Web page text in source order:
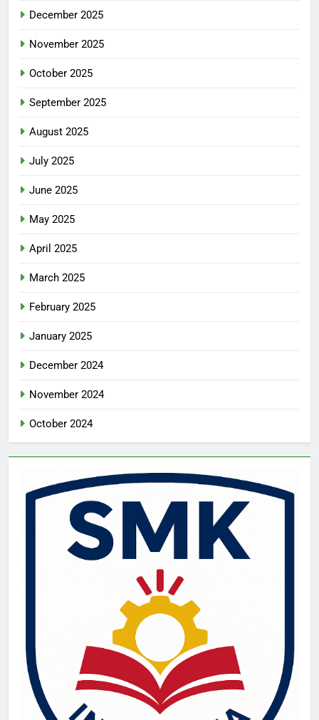
December 2025
November 2025
October 2025
September 2025
August 2025
July 2025
June 2025
May 2025
April 2025
March 2025
February 2025
January 2025
December 2024
November 2024
October 2024